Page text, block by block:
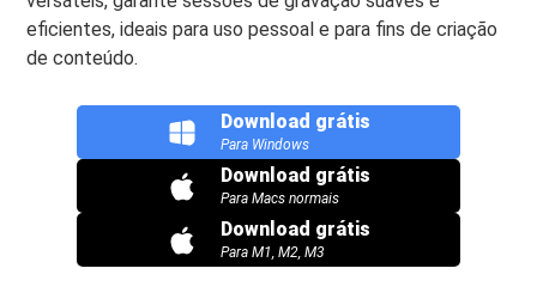
eficientes, ideais para uso pessoal e para fins de criação
de conteúdo.
Download grátis
Para Windows
Download grátis
Para Macs normais
Download grátis
Para M1, M2, M3